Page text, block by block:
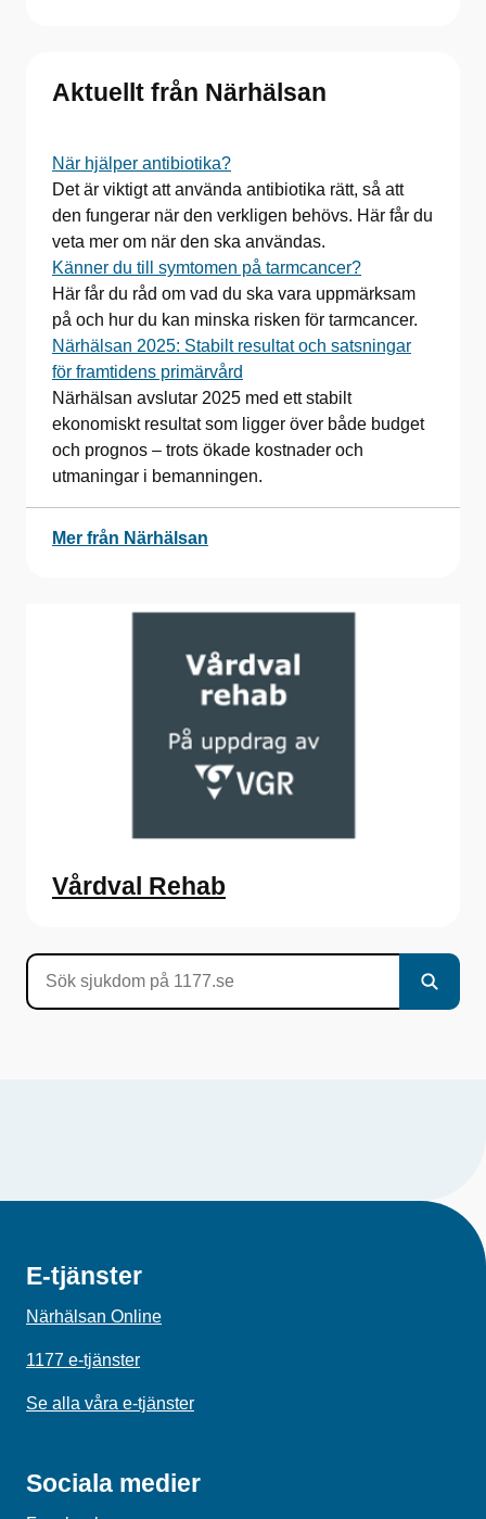
Aktuellt från Närhälsan
När hjälper antibiotika?
Det är viktigt att använda antibiotika rätt, så att
den fungerar när den verkligen behövs. Här får du
veta mer om när den ska användas.
Känner du till symtomen på tarmcancer?
Här får du råd om vad du ska vara uppmärksam
på och hur du kan minska risken för tarmcancer.
Närhälsan 2025: Stabilt resultat och satsningar
för framtidens primärvård
Närhälsan avslutar 2025 med ett stabilt
ekonomiskt resultat som ligger över både budget
och prognos – trots ökade kostnader och
utmaningar i bemanningen.
Mer från Närhälsan
Vårdval Rehab
E-tjänster
Närhälsan Online
1177 e-tjänster
Se alla våra e-tjänster
Sociala medier